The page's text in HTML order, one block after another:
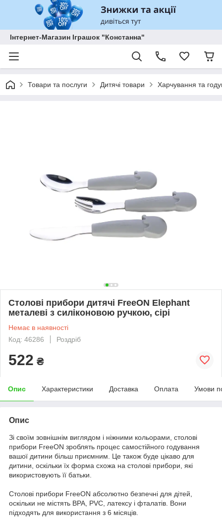
Інтернет-Магазин Іграшок "Констанна"
Товари та послуги Дитячі товари Харчування та
Столові прибори дитячі FreeON Elephant
металеві з силіконовою ручкою, сірі
Немає в наявності
Код: 46286
Роздріб
522 ₴
Опис Характеристики Доставка Оплата Умови
Опис
Зі своїм зовнішнім виглядом і ніжними кольорами, столові
прибори FreeON зроблять процес самостійного годування
вашої дитини більш приємним. Це також буде цікаво для
дитини, оскільки їх форма схожа на столові прибори, які
використовують її батьки.
Столові прибори FreeON абсолютно безпечні для дітей,
оскільки не містять BPA, PVC, латексу і фталатів. Вони
підходять для використання з 6 місяців.